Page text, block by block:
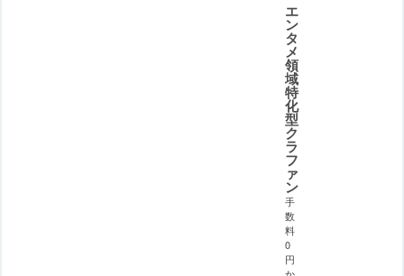
エ
ン
タ
メ
領
域
特
化
型
ク
ラ
フ
ァ
ン
手
数
料
0
円